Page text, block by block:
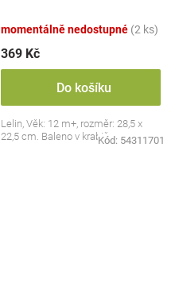
momentálně nedostupné (2 ks)
369 Kč
Do košíku
Lelin, Věk: 12 m+, rozměr: 28,5 x
22,5 cm. Baleno v krabičce.
Kód: 54311701